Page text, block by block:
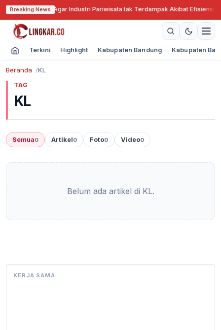
Breaking News
Cari Solusi Agar Industri Pariwisata tak Terdampak Akibat Efisiensi
Terkini Highlight Kabupaten Bandung Kabupaten
Beranda KL
TAG
KL
Semua0 Artikel0 Foto0 Video0
Belum ada artikel di KL.
KERJA SAMA